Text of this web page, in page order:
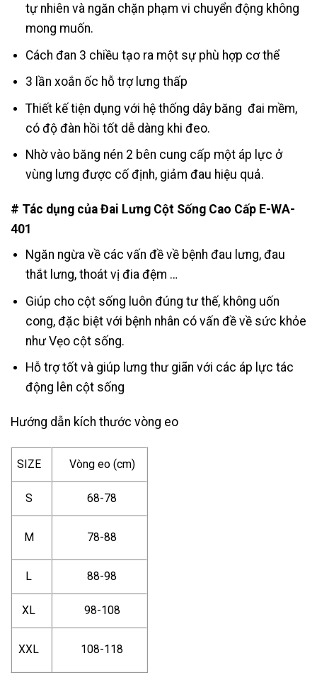
tự nhiên và ngăn chặn phạm vi chuyển động không
mong muốn.
Cách đan 3 chiều tạo ra một sự phù hợp cơ thể
3 lần xoắn ốc hỗ trợ lưng thấp
Thiết kế tiện dụng với hệ thống dây băng đai mềm,
có độ đàn hồi tốt dễ dàng khi đeo.
Nhờ vào băng nén 2 bên cung cấp một áp lực ở
vùng lưng được cố định, giảm đau hiệu quả.
# Tác dụng của Đai Lưng Cột Sống Cao Cấp E-WA-
401
Ngăn ngừa về các vấn đề về bệnh đau lưng, đau
thắt lưng, thoát vị đia đệm …
Giúp cho cột sống luôn đúng tư thế, không uốn
cong, đặc biệt với bệnh nhân có vấn đề về sức khỏe
như Vẹo cột sống.
Hỗ trợ tốt và giúp lưng thư giãn với các áp lực tác
động lên cột sống
Hướng dẫn kích thước vòng eo
SIZE Vòng eo (cm)
S 68-78
M 78-88
L 88-98
XL 98-108
XXL 108-118